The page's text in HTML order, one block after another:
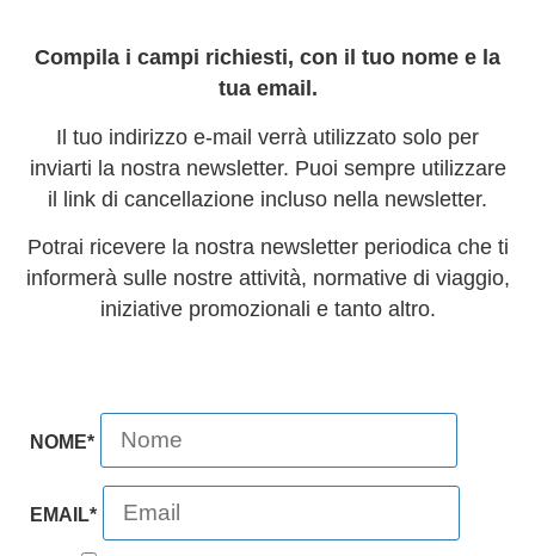
Compila i campi richiesti, con il tuo nome e la
tua email.
Il tuo indirizzo e-mail verrà utilizzato solo per
inviarti la nostra newsletter. Puoi sempre utilizzare
il link di cancellazione incluso nella newsletter.
Potrai ricevere la nostra newsletter periodica che ti
informerà sulle nostre attività, normative di viaggio,
iniziative promozionali e tanto altro.
NOME*
EMAIL*